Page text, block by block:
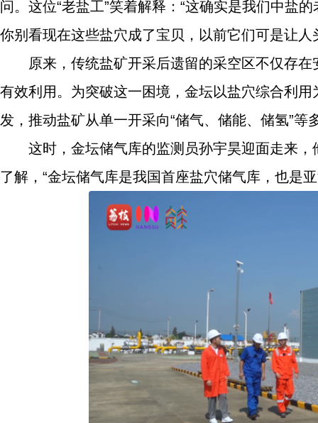
问。这位“老盐工”笑着解释：“这确实是我们中盐
你别看现在这些盐穴成了宝贝，以前它们可是让人
原来，传统盐矿开采后遗留的采空区不仅存
有效利用。为突破这一困境，金坛以盐穴综合利
发，推动盐矿从单一开采向“储气、储能、储氢”等
这时，金坛储气库的监测员孙宇昊迎面走来
了解，“金坛储气库是我国首座盐穴储气库，也是